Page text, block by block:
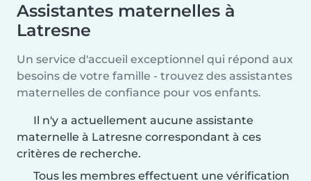
Assistantes maternelles à
Latresne
Un service d'accueil exceptionnel qui répond aux
besoins de votre famille - trouvez des assistantes
maternelles de confiance pour vos enfants.
Il n'y a actuellement aucune assistante
maternelle à Latresne correspondant à ces
critères de recherche.
Tous les membres effectuent une vérification